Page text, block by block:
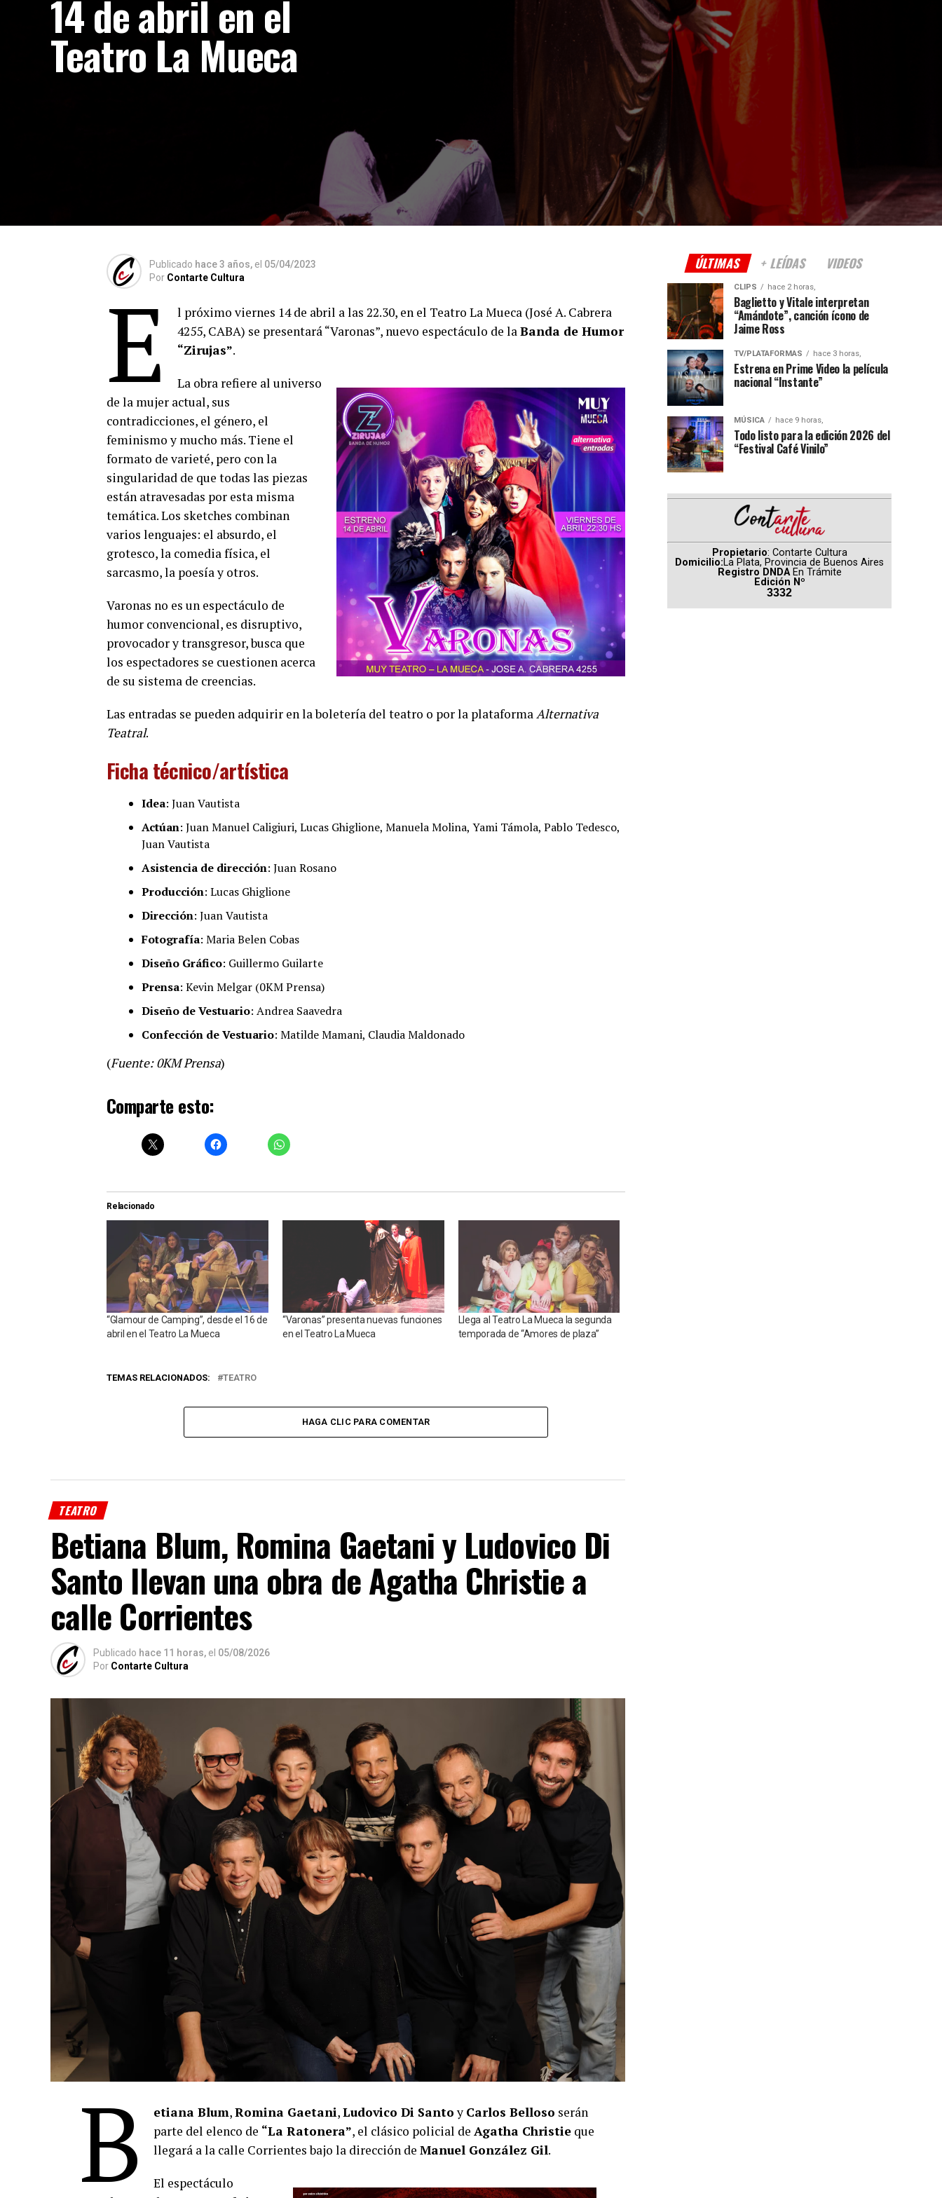
14 de abril en el
Teatro La Mueca
Publicado hace 3 años, el 05/04/2023
Por Contarte Cultura
E
l próximo viernes 14 de abril a las 22.30, en el Teatro La Mueca (José A. Cabrera
4255, CABA) se presentará “Varonas”, nuevo espectáculo de laBanda de Humor
“Zirujas”.
La obra refiere al universo
de la mujer actual, sus
contradicciones, el género, el
feminismo y mucho más. Tiene el
formato de varieté, pero con la
singularidad de que todas las piezas
están atravesadas por esta misma
temática. Los sketches combinan
varios lenguajes: el absurdo, el
grotesco, la comedia física, el
sarcasmo, la poesía y otros.
Varonas no es un espectáculo de
humor convencional, es disruptivo,
provocador y transgresor, busca que
los espectadores se cuestionen acerca
de su sistema de creencias.
Las entradas se pueden adquirir en la boletería del teatro o por la plataformaAlternativa
Teatral.
Ficha técnico/artística
Idea: Juan Vautista
Actúan: Juan Manuel Caligiuri, Lucas Ghiglione, Manuela Molina, Yami Támola, Pablo Tedesco,
Juan Vautista
Asistencia de dirección: Juan Rosano
Producción: Lucas Ghiglione
Dirección: Juan Vautista
Fotografía: Maria Belen Cobas
Diseño Gráfico: Guillermo Guilarte
Prensa: Kevin Melgar (0KM Prensa)
Diseño de Vestuario: Andrea Saavedra
Confección de Vestuario: Matilde Mamani, Claudia Maldonado
(Fuente: 0KM Prensa)
Comparte esto:
Relacionado
“Glamour de Camping”, desde el 16 de
abril en el Teatro La Mueca
“Varonas” presenta nuevas funciones
en el Teatro La Mueca
Llega al Teatro La Mueca la segunda
temporada de “Amores de plaza”
TEMAS RELACIONADOS: TEATRO
HAGA CLIC PARA COMENTAR
TEATRO
Betiana Blum, Romina Gaetani y Ludovico Di
Santo llevan una obra de Agatha Christie a
calle Corrientes
Publicado hace 11 horas, el 05/08/2026
Por Contarte Cultura
B etiana Blum,Romina Gaetani,Ludovico Di Santoy Carlos Belloso serán
parte del elenco de “La Ratonera”, el clásico policial de Agatha Christieque
llegará a la calle Corrientes bajo la dirección de Manuel González Gil.
El espectáculo
ÚLTIMAS + LEÍDAS VIDEOS
CLIPS hace 2 horas,
Baglietto y Vitale interpretan
“Amándote”, canción ícono de
Jaime Ross
TV/PLATAFORMAS hace 3 horas,
Estrena en Prime Video la película
nacional “Instante”
MÚSICA hace 9 horas,
Todo listo para la edición 2026 del
“Festival Café Vinilo”
Propietario: Contarte Cultura
Domicilio:La Plata, Provincia de Buenos Aires
Registro DNDA En Trámite
Edición Nº
3332